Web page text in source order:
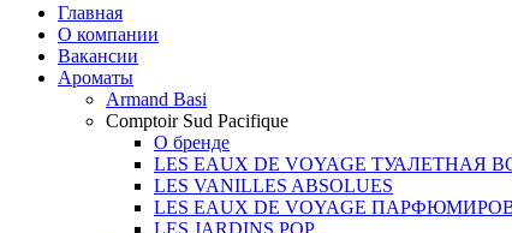
Главная
О компании
Вакансии
Ароматы
Armand Basi
Comptoir Sud Pacifique
О бренде
LES EAUX DE VOYAGE ТУАЛЕТНАЯ
LES VANILLES ABSOLUES
LES EAUX DE VOYAGE
LES JARDINS POP